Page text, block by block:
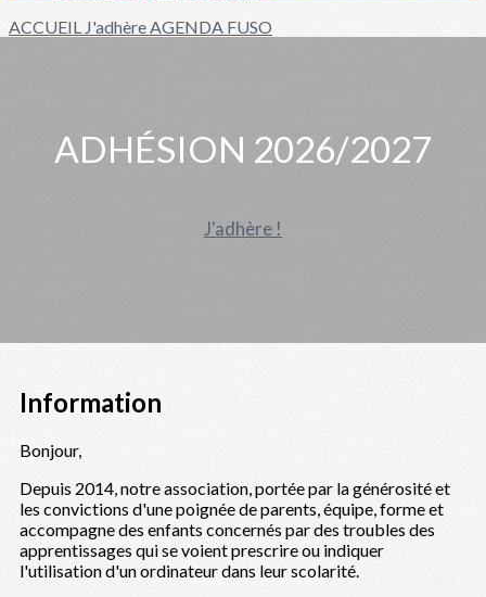
ACCUEIL J'adhèreAGENDA FUSO
ADHÉSION 2026/2027
J'adhère !
Information
Bonjour,
Depuis 2014, notre association, portée par la générosité et
les convictions d'une poignée de parents, équipe, forme et
accompagne des enfants concernés par des troubles des
apprentissages qui se voient prescrire ou indiquer
l'utilisation d'un ordinateur dans leur scolarité.